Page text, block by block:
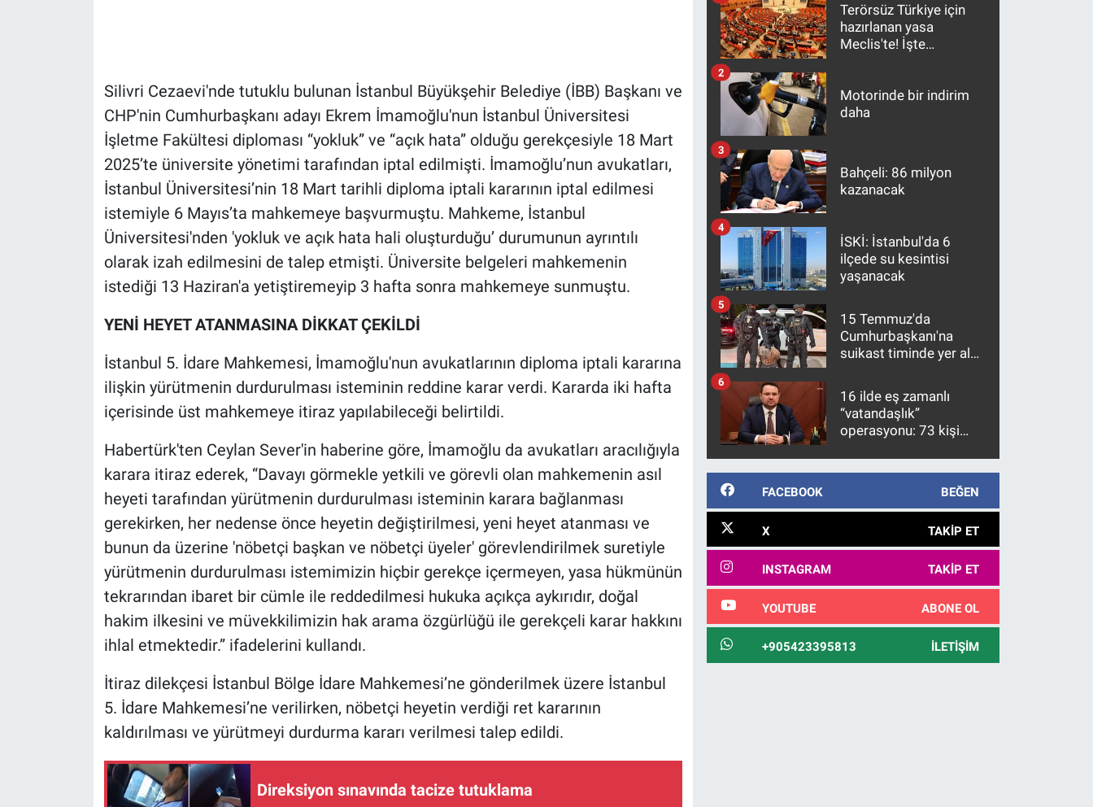
Silivri Cezaevi'nde tutuklu bulunan İstanbul Büyükşehir Belediye (İBB) Başkanı ve
CHP'nin Cumhurbaşkanı adayı Ekrem İmamoğlu'nun İstanbul Üniversitesi
İşletme Fakültesi diploması “yokluk” ve “açık hata” olduğu gerekçesiyle 18 Mart
2025’te üniversite yönetimi tarafından iptal edilmişti. İmamoğlu’nun avukatları,
İstanbul Üniversitesi’nin 18 Mart tarihli diploma iptali kararının iptal edilmesi
istemiyle 6 Mayıs’ta mahkemeye başvurmuştu. Mahkeme, İstanbul
Üniversitesi'nden 'yokluk ve açık hata hali oluşturduğu’ durumunun ayrıntılı
olarak izah edilmesini de talep etmişti. Üniversite belgeleri mahkemenin
istediği 13 Haziran'a yetiştiremeyip 3 hafta sonra mahkemeye sunmuştu.
YENİ HEYET ATANMASINA DİKKAT ÇEKİLDİ
İstanbul 5. İdare Mahkemesi, İmamoğlu'nun avukatlarının diploma iptali kararına
ilişkin yürütmenin durdurulması isteminin reddine karar verdi. Kararda iki hafta
içerisinde üst mahkemeye itiraz yapılabileceği belirtildi.
Habertürk'ten Ceylan Sever'in haberine göre, İmamoğlu da avukatları aracılığıyla
karara itiraz ederek, “Davayı görmekle yetkili ve görevli olan mahkemenin asıl
heyeti tarafından yürütmenin durdurulması isteminin karara bağlanması
gerekirken, her nedense önce heyetin değiştirilmesi, yeni heyet atanması ve
bunun da üzerine 'nöbetçi başkan ve nöbetçi üyeler' görevlendirilmek suretiyle
yürütmenin durdurulması istemimizin hiçbir gerekçe içermeyen, yasa hükmünün
tekrarından ibaret bir cümle ile reddedilmesi hukuka açıkça aykırıdır, doğal
hakim ilkesini ve müvekkilimizin hak arama özgürlüğü ile gerekçeli karar hakkını
ihlal etmektedir.” ifadelerini kullandı.
İtiraz dilekçesi İstanbul Bölge İdare Mahkemesi’ne gönderilmek üzere İstanbul
5. İdare Mahkemesi’ne verilirken, nöbetçi heyetin verdiği ret kararının
kaldırılması ve yürütmeyi durdurma kararı verilmesi talep edildi.
Direksiyon sınavında tacize tutuklama
Terörsüz Türkiye için
hazırlanan yasa
Meclis'te! İşte
Motorinde bir indirim
daha
2
Bahçeli: 86 milyon
kazanacak
3
İSKİ: İstanbul'da 6
ilçede su kesintisi
yaşanacak
4
15 Temmuz'da
Cumhurbaşkanı'na
suikast timinde yer alan
10 yıl sonra yakalandı
5
16 ilde eş zamanlı
“vatandaşlık”
operasyonu: 73 kişi
6
FACEBOOK BEĞEN
X TAKIP ET
INSTAGRAM TAKIP ET
YOUTUBE ABONE OL
+905423395813 İLETIŞIM
Koronavirüs
Kültür Sanat
Ne demişti
Programlar
Teknoloji
Türkiye'nin Geleceği
Yerel Gündem
Yerel Yaşam